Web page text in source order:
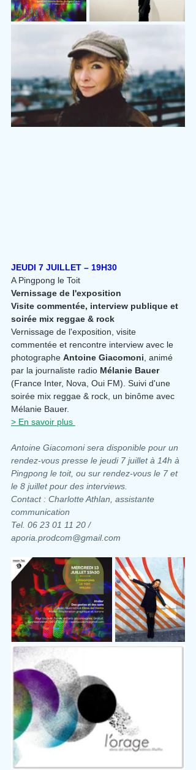
JEUDI 7 JUILLET – 19H30
A Pingpong le Toit
Vernissage de l'exposition
Visite commentée, interview publique et
soirée mix reggae & rock
Vernissage de l'exposition, visite
commentée et rencontre interview avec le
photographe Antoine Giacomoni , animé
par la journaliste radio Mélanie Bauer
(France Inter, Nova, Oui FM). Suivi d'une
soirée mix reggae & rock, un binôme avec
Mélanie Bauer.
> En savoir plus
Antoine Giacomoni sera disponible pour un
rendez-vous presse le jeudi 7 juillet à 14h à
Pingpong le toit, ou sur rendez-vous le 7 et
le 8 juillet pour des interviews.
Contact : Charlotte Athlan, assistante
communication
Tel. 06 23 01 11 20 /
aporia.prodcom@gmail.com